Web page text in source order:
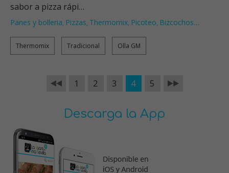
sabor a pizza rápi…
Panes y bolleria, Pizzas, Thermomix, Picoteo, Bizcochos…
Thermomix Tradicional Olla GM
1 2 3 4 5
Descarga la App